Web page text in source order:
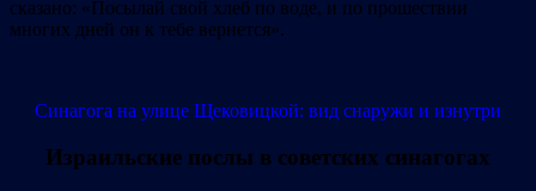
сказано: «Посылай свой хлеб по воде, и по прошествии
многих дней он к тебе вернется».
Синагога на улице Щековицкой: вид снаружи и изнутри
Израильские послы в советских синагогах